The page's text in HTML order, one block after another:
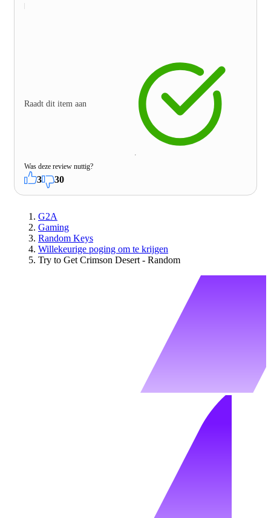
Raadt dit item aan
Was deze review nuttig?
3 30
G2A
Gaming
Random Keys
Willekeurige poging om te krijgen
Try to Get Crimson Desert - Random